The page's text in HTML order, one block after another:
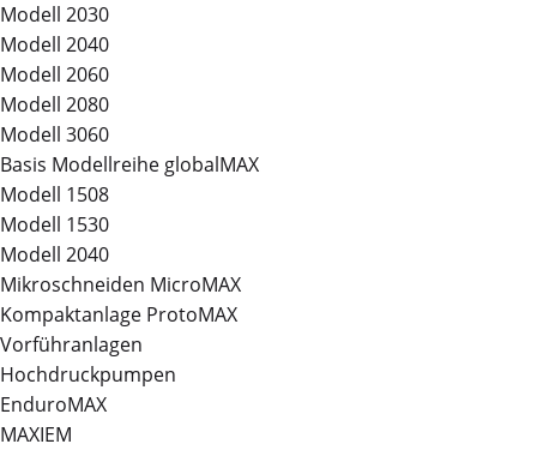
Modell 2030
Modell 2040
Modell 2060
Modell 2080
Modell 3060
Basis Modellreihe globalMAX
Modell 1508
Modell 1530
Modell 2040
Mikroschneiden MicroMAX
Kompaktanlage ProtoMAX
Vorführanlagen
Hochdruckpumpen
EnduroMAX
MAXIEM